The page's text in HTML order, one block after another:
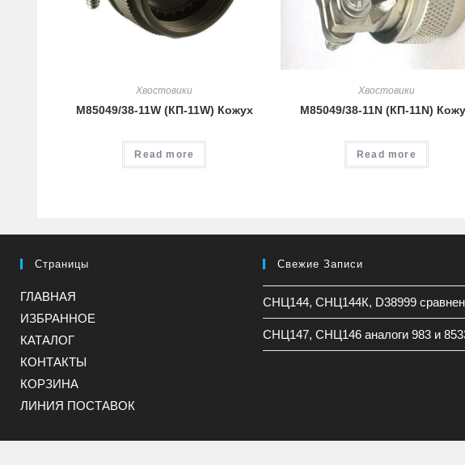
Хвостовики
M85049/38-11W (КП-11W) Кожух
Read more
Хвостовики
M85049/38-11N (КП-11N)
Read more
Страницы
ГЛАВНАЯ
ИЗБРАННОЕ
КАТАЛОГ
КОНТАКТЫ
КОРЗИНА
ЛИНИЯ ПОСТАВОК
Свежие Записи
СНЦ144, СНЦ144К, D38999
СНЦ147, СНЦ146 аналоги 983 и